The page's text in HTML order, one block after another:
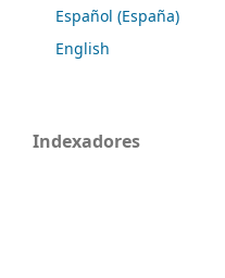
Español (España)
English
Indexadores